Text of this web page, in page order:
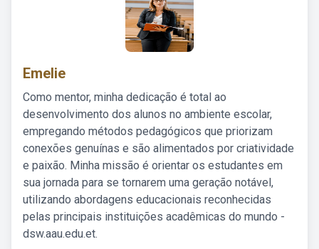
Emelie
Como mentor, minha dedicação é total ao
desenvolvimento dos alunos no ambiente escolar,
empregando métodos pedagógicos que priorizam
conexões genuínas e são alimentados por criatividade
e paixão. Minha missão é orientar os estudantes em
sua jornada para se tornarem uma geração notável,
utilizando abordagens educacionais reconhecidas
pelas principais instituições acadêmicas do mundo -
dsw.aau.edu.et.